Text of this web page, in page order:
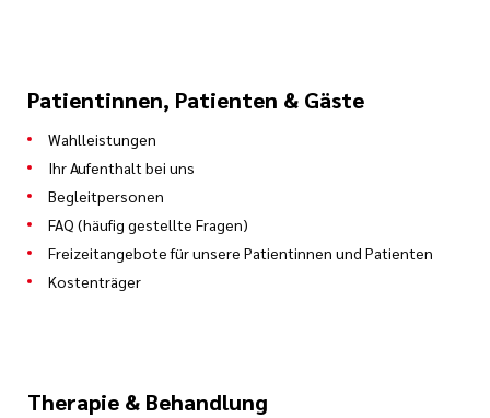
Patientinnen, Patienten & Gäste
Wahlleistungen
Ihr Aufenthalt bei uns
Begleitpersonen
FAQ (häufig gestellte Fragen)
Freizeitangebote für unsere Patientinnen und Patienten
Kostenträger
Therapie & Behandlung